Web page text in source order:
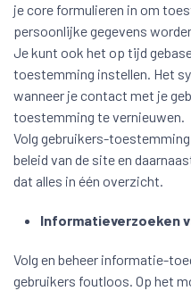
je core formulieren in om
persoonlijke gegevens
Je kunt ook het op tijd
toestemming instellen. Het
wanneer je contact met je
toestemming te vernieuwen.
Volg gebruikers-
beleid van de site en
dat alles in één overzicht.
Informatieverzoeken
Volg en beheer informatie-
gebruikers foutloos. Op het